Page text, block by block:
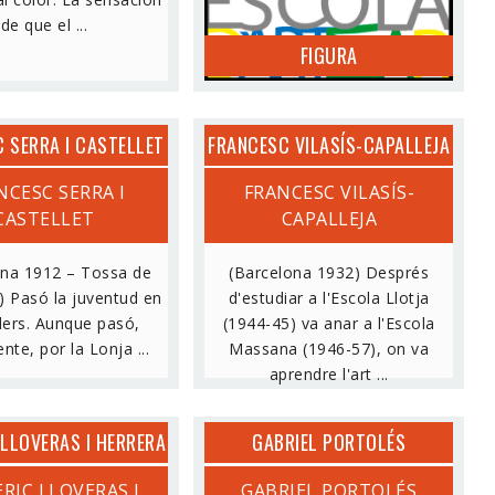
de que el ...
FIGURA
SERRA I CASTELLET
SERRA I
1912 – Tossa de
Pasó la juventud en
Aunque pasó,
por la Lonja ...
FRANCESC VILASÍS-CAPALLEJA
FRANCESC VILASÍS-
CAPALLEJA
(Barcelona 1932) Després
d'estudiar a l'Escola Llotja
(1944-45) va anar a l'Escola
Massana (1946-57), on va
aprendre l'art ...
I HERRERA GABRIEL PORTOLÉS